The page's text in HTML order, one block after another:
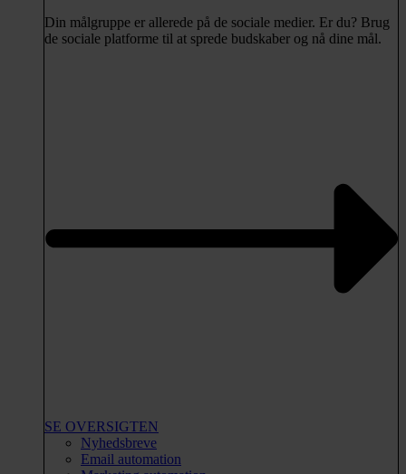
Din målgruppe er allerede på de sociale medier. Er du? Brug
de sociale platforme til at sprede budskaber og nå dine mål.
SE OVERSIGTEN
Nyhedsbreve
Email automation